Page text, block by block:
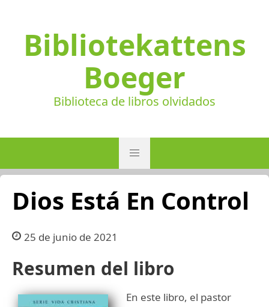
Bibliotekattens
Boeger
Biblioteca de libros olvidados
Dios Está En Control
25 de junio de 2021
Resumen del libro
En este libro, el pastor